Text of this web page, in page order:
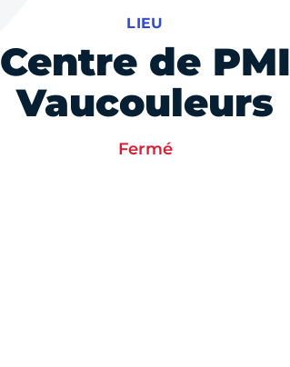
LIEU
Centre de PMI
Vaucouleurs
Fermé